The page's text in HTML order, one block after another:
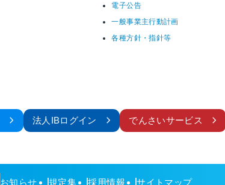
電子公告
一般事業主行動計画
各種方針・指針等
法人IBログイン でんさいサービス
お知らせ 規定集 採用情報 サイトマップ